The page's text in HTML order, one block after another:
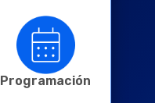
Programación